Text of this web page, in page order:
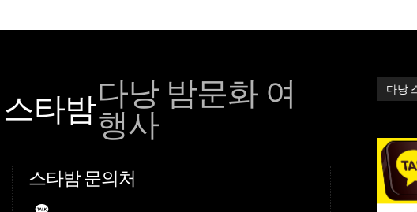
타밤다낭 밤문화 여
행사
스타밤 문의처
다낭